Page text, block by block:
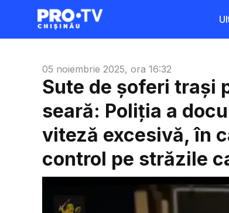
05 noiembrie 2025, ora 16:32
Sute de șoferi trași
seară: Poliția a
viteză excesivă, în
control pe străzile